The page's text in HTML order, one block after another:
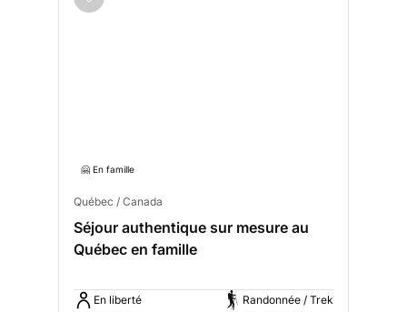
🤗 En famille
Québec / Canada
Séjour authentique sur mesure au
Québec en famille
En liberté
Randonnée / Trek